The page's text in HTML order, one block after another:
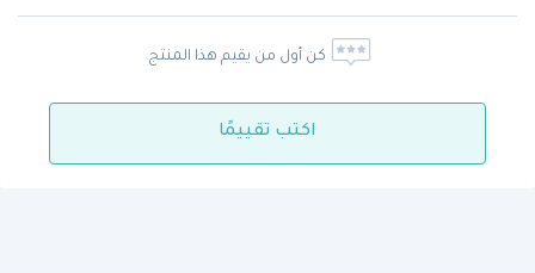
كن أول من يقيم هذا المنتج
اكتب تقييمًا